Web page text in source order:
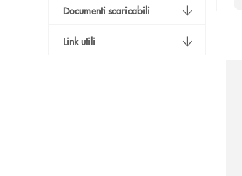
Documenti scaricabili
Link utili